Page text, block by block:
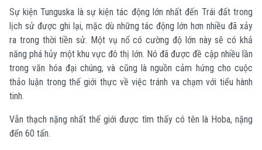
Sự kiện Tunguska là sự kiện tác động lớn nhất đến Trái đất trong
lịch sử được ghi lại, mặc dù những tác động lớn hơn nhiều đã xảy
ra trong thời tiền sử. Một vụ nổ có cường độ lớn này sẽ có khả
năng phá hủy một khu vực đô thị lớn. Nó đã được đề cập nhiều lần
trong văn hóa đại chúng, và cũng là nguồn cảm hứng cho cuộc
thảo luận trong thế giới thực về việc tránh va chạm với tiểu hành
tinh.
Vẫn thạch nặng nhất thế giới được tìm thấy có tên là Hoba, nặng
đến 60 tấn.